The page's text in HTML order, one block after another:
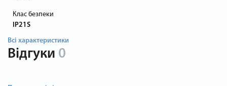
Клас безпеки
IP21S
Всі характеристики
Відгуки 0